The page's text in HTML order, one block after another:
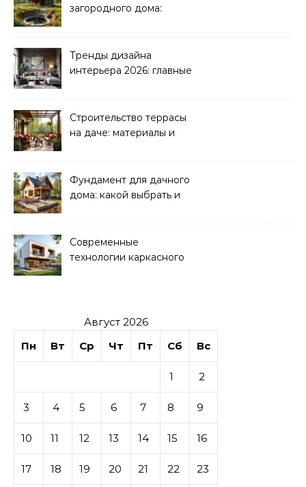
загородного дома:
Тренды дизайна
интерьера 2026: главные
Строительство террасы
на даче: материалы и
Фундамент для дачного
дома: какой выбрать и
Современные
технологии каркасного
Август 2026
Пн
Вт Ср Чт Пт Сб Вс
1 2
3 4 5 6 7 8 9
10 11 12 13 14 15 16
17 18 19 20 21 22 23